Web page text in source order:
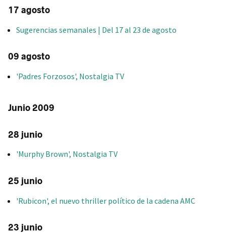
17 agosto
Sugerencias semanales | Del 17 al 23 de agosto
09 agosto
'Padres Forzosos', Nostalgia TV
Junio 2009
28 junio
'Murphy Brown', Nostalgia TV
25 junio
'Rubicon', el nuevo thriller político de la cadena AMC
23 junio